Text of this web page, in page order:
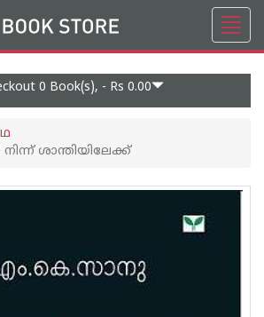
0 Book(s), - Rs 0.00
ശാന്തിയിലേക്ക്